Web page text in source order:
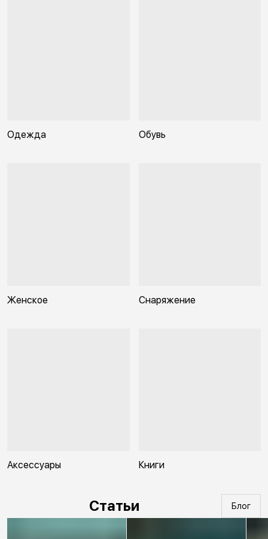
Одежда Обувь
Женское Снаряжение
Аксессуары Книги
Статьи Блог